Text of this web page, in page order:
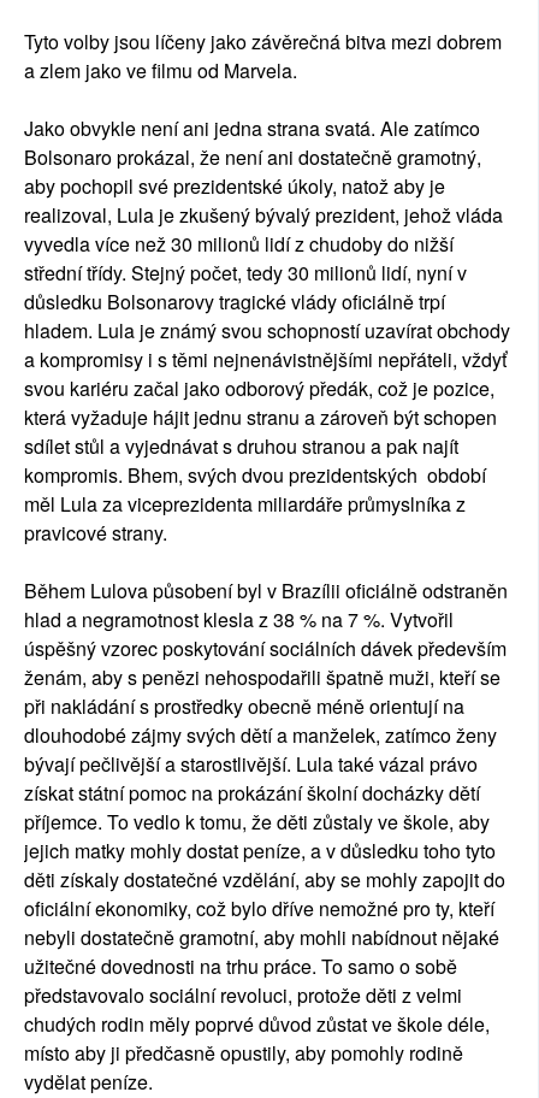
Tyto volby jsou líčeny jako závěrečná bitva mezi dobrem
a zlem jako ve filmu od Marvela.
Jako obvykle není ani jedna strana svatá. Ale zatímco
Bolsonaro prokázal, že není ani dostatečně gramotný,
aby pochopil své prezidentské úkoly, natož aby je
realizoval, Lula je zkušený bývalý prezident, jehož vláda
vyvedla více než 30 milionů lidí z chudoby do nižší
střední třídy. Stejný počet, tedy 30 milionů lidí, nyní v
důsledku Bolsonarovy tragické vlády oficiálně trpí
hladem. Lula je známý svou schopností uzavírat obchody
a kompromisy i s těmi nejnenávistnějšími nepřáteli, vždyť
svou kariéru začal jako odborový předák, což je pozice,
která vyžaduje hájit jednu stranu a zároveň být schopen
sdílet stůl a vyjednávat s druhou stranou a pak najít
kompromis. Bhem, svých dvou prezidentských období
měl Lula za viceprezidenta miliardáře průmyslníka z
pravicové strany.
Během Lulova působení byl v Brazílii oficiálně odstraněn
hlad a negramotnost klesla z 38 % na 7 %. Vytvořil
úspěšný vzorec poskytování sociálních dávek především
ženám, aby s penězi nehospodařili špatně muži, kteří se
při nakládání s prostředky obecně méně orientují na
dlouhodobé zájmy svých dětí a manželek, zatímco ženy
bývají pečlivější a starostlivější. Lula také vázal právo
získat státní pomoc na prokázání školní docházky dětí
příjemce. To vedlo k tomu, že děti zůstaly ve škole, aby
jejich matky mohly dostat peníze, a v důsledku toho tyto
děti získaly dostatečné vzdělání, aby se mohly zapojit do
oficiální ekonomiky, což bylo dříve nemožné pro ty, kteří
nebyli dostatečně gramotní, aby mohli nabídnout nějaké
užitečné dovednosti na trhu práce. To samo o sobě
představovalo sociální revoluci, protože děti z velmi
chudých rodin měly poprvé důvod zůstat ve škole déle,
místo aby ji předčasně opustily, aby pomohly rodině
vydělat peníze.